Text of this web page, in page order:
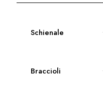
Schienale
Braccioli